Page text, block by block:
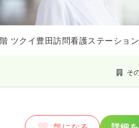
ツクイ豊田訪問看護ステーション
そ